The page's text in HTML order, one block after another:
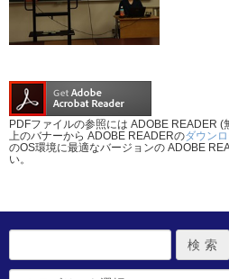
PDFファイルの参照には ADOBE READER (
上のバナーから ADOBE READERのダウン
のOS環境に最適なバージョンの ADOBE
い。